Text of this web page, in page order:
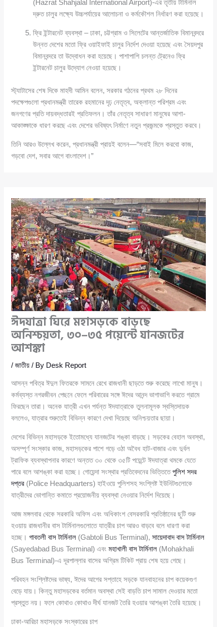
(Hazrat Shahjalal International Airport)-এর তৃতীয় টার্মিনাল
দ্রুত চালুর লক্ষ্যে উচ্চপর্যায়ের আলোচনা ও কর্মকৌশল নির্ধারণ করা হয়েছে।
ফ্রি ইন্টারনেট ব্যবস্থা – ঢাকা, চট্টগ্রাম ও সিলেটের আন্তর্জাতিক বিমানবন্দরে
উন্নত দেশের মতো ফ্রি ওয়াইফাই চালুর নির্দেশ দেওয়া হয়েছে এবং সৈয়দপুর
বিমানবন্দরে তা উদ্বোধন করা হয়েছে। পাশাপাশি চলন্ত ট্রেনেও ফ্রি
ইন্টারনেট চালুর উদ্যোগ নেওয়া হয়েছে।
স্ট্যাটাসের শেষ দিকে মাহদী আমিন বলেন, সরকার গঠনের প্রথম ২৮ দিনের
পদক্ষেপগুলো প্রধানমন্ত্রী তারেক রহমানের দৃঢ় নেতৃত্ব, অক্লান্ত পরিশ্রম এবং
জনগণের প্রতি দায়বদ্ধতারই প্রতিফলন। তাঁর নেতৃত্ব সাধারণ মানুষের আশা-
আকাঙ্ক্ষাকে ধারণ করছে এবং দেশের ভবিষ্যৎ নির্মাণে নতুন প্রজন্মকে প্রস্তুত করবে।
তিনি আরও উল্লেখ করেন, প্রধানমন্ত্রী প্রায়ই বলেন—“সবাই মিলে করবো কাজ,
গড়বো দেশ, সবার আগে বাংলাদেশ।”
ঈদযাত্রা ঘিরে মহাসড়কে বাড়ছে
অনিশ্চয়তা, ৩০–৩৫ পয়েন্টে যানজটের
আশঙ্কা
/জাতীয় / By Desk Report
আসন্ন পবিত্র ঈদুল ফিতরকে সামনে রেখে রাজধানী ছাড়তে শুরু করেছে লাখো মানুষ।
কর্মব্যস্ত নগরজীবন পেছনে ফেলে পরিবারের সঙ্গে ঈদের আনন্দ ভাগাভাগি করতে গ্রামে
ফিরছেন তারা। অনেক যাত্রী এখন পর্যন্ত ঈদযাত্রাকে তুলনামূলক স্বস্তিদায়ক
বললেও, যাত্রার শুরুতেই বিভিন্ন কারণে দেখা দিয়েছে অনিশ্চয়তার ছায়া।
দেশের বিভিন্ন মহাসড়কে ইতোমধ্যে যানজটের শঙ্কা বাড়ছে। সড়কের বেহাল অবস্থা,
অসম্পূর্ণ সংস্কার কাজ, মহাসড়কের পাশে গড়ে ওঠা অবৈধ হাট-বাজার এবং দুর্বল
ট্রাফিক ব্যবস্থাপনার কারণে অন্তত ৩০ থেকে ৩৫টি পয়েন্টে ঈদযাত্রা থমকে যেতে
পারে বলে আশঙ্কা করা হচ্ছে। গোয়েন্দা সংস্থার প্রতিবেদনের ভিত্তিতেপুলিশ সদর
দপ্তর (Police Headquarters) হাইওয়ে পুলিশসহ সংশ্লিষ্ট ইউনিটগুলোকে
যাত্রীদের ভোগান্তি কমাতে প্রয়োজনীয় ব্যবস্থা নেওয়ার নির্দেশ দিয়েছে।
আজ মঙ্গলবার থেকে সরকারি অফিস এবং অধিকাংশ বেসরকারি প্রতিষ্ঠানের ছুটি শুরু
হওয়ায় রাজধানীর বাস টার্মিনালগুলোতে যাত্রীর চাপ আরও বাড়বে বলে ধারণা করা
হচ্ছে।গাবতলী বাস টার্মিনাল (Gabtoli Bus Terminal),সায়েদাবাদ বাস টার্মিনাল
(Sayedabad Bus Terminal) এবংমহাখালী বাস টার্মিনাল (Mohakhali
Bus Terminal)-এ দূরপাল্লার বাসের অগ্রিম টিকিট প্রায় শেষ হয়ে গেছে।
পরিবহন সংশ্লিষ্টদের ভাষ্য, ঈদের আগের সপ্তাহে সড়কে যানবাহনের চাপ কয়েকগুণ
বেড়ে যায়। কিন্তু মহাসড়কের বর্তমান অবস্থা সেই বাড়তি চাপ সামাল দেওয়ার মতো
প্রস্তুত নয়। ফলে কোথাও কোথাও দীর্ঘ যানজট তৈরি হওয়ার আশঙ্কা তৈরি হয়েছে।
ঢাকা-আরিচা মহাসড়কে সংস্কারের চাপ